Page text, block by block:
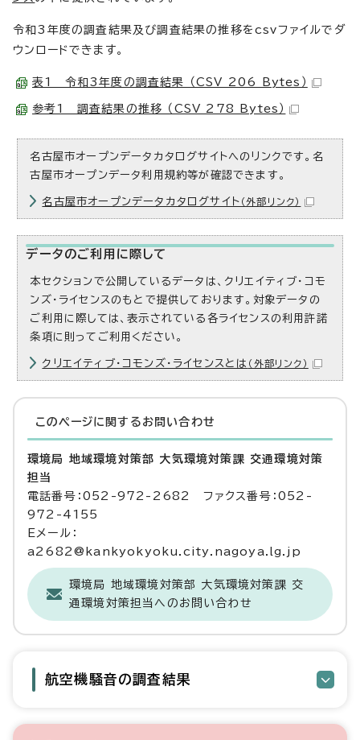
令和3年度の調査結果及び調査結果の推移をcsvファイルでダ
ウンロードできます。
表1 令和3年度の調査結果 （CSV 206 Bytes）
参考1 調査結果の推移 （CSV 278 Bytes）
名古屋市オープンデータカタログサイトへのリンクです。名
古屋市オープンデータ利用規約等が確認できます。
名古屋市オープンデータカタログサイト （外部リンク）
データのご利用に際して
本セクションで公開しているデータは、クリエイティブ・コモ
ンズ・ライセンスのもとで提供しております。対象データの
ご利用に際しては、表示されている各ライセンスの利用許諾
条項に則ってご利用ください。
クリエイティブ・コモンズ・ライセンスとは （外部リンク）
このページに関する お問い合わせ
環境局 地域環境対策部 大気環境対策課 交通環境対策
担当
電話番号：052-972-2682 ファクス番号：052-
972-4155
Eメール：
a2682@kankyokyoku.city.nagoya.lg.jp
環境局 地域環境対策部 大気環境対策課 交
通環境対策担当へのお問い合わせ
航空機騒音の調査結果